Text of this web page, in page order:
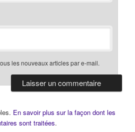
les nouveaux articles par e-mail.
En savoir plus sur la façon dont les
sont traitées.